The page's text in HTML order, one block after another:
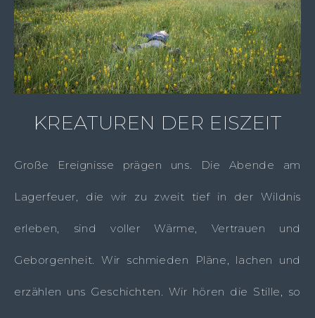
KREATUREN DER EISZEIT
Große Ereignisse prägen uns. Die Abende am
Lagerfeuer, die wir zu zweit tief in der Wildnis
erleben, sind voller Wärme, Vertrauen und
Geborgenheit. Wir schmieden Pläne, lachen und
erzählen uns Geschichten. Wir hören die Stille, so